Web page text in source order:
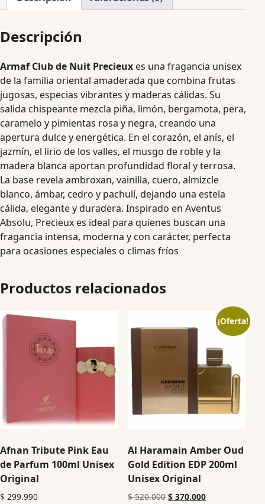
Descripción
Armaf Club de Nuit Precieux es una fragancia unisex
de la familia oriental amaderada que combina frutas
jugosas, especias vibrantes y maderas cálidas. Su
salida chispeante mezcla piña, limón, bergamota, pera,
caramelo y pimientas rosa y negra, creando una
apertura dulce y energética. En el corazón, el anís, el
jazmín, el lirio de los valles, el musgo de roble y la
madera blanca aportan profundidad floral y terrosa.
La base revela ambroxan, vainilla, cuero, almizcle
blanco, ámbar, cedro y pachulí, dejando una estela
cálida, elegante y duradera. Inspirado en Aventus
Absolu, Precieux es ideal para quienes buscan una
fragancia intensa, moderna y con carácter, perfecta
para ocasiones especiales o climas fríos
Productos relacionados
Afnan Tribute Pink Eau
de Parfum 100ml Unisex
Original
$ 299.990
¡Oferta!
Al Haramain Amber Oud
Gold Edition EDP 200ml
Unisex Original
$520.000 $ 370.000